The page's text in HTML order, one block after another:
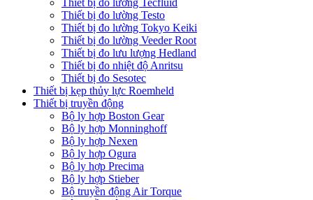
Thiết bị đo lường Tecfluid
Thiết bị đo lường Testo
Thiết bị đo lường Tokyo Keiki
Thiết bị đo lường Veeder Root
Thiết bị đo lưu lượng Hedland
Thiết bị đo nhiệt độ Anritsu
Thiết bị đo Sesotec
Thiết bị kẹp thủy lực Roemheld
Thiết bị truyền động
Bộ ly hợp Boston Gear
Bộ ly hợp Monninghoff
Bộ ly hợp Nexen
Bộ ly hợp Ogura
Bộ ly hợp Precima
Bộ ly hợp Stieber
Bộ truyền động Air Torque